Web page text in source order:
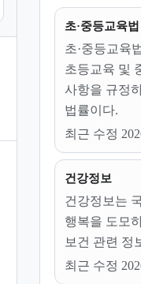
초·중등교육법
초·중등교육
초등교육 및
사항을 규정
법률이다.
최근 수정
건강정보
건강정보는
행복을 도모
보건 관련 정
최근 수정